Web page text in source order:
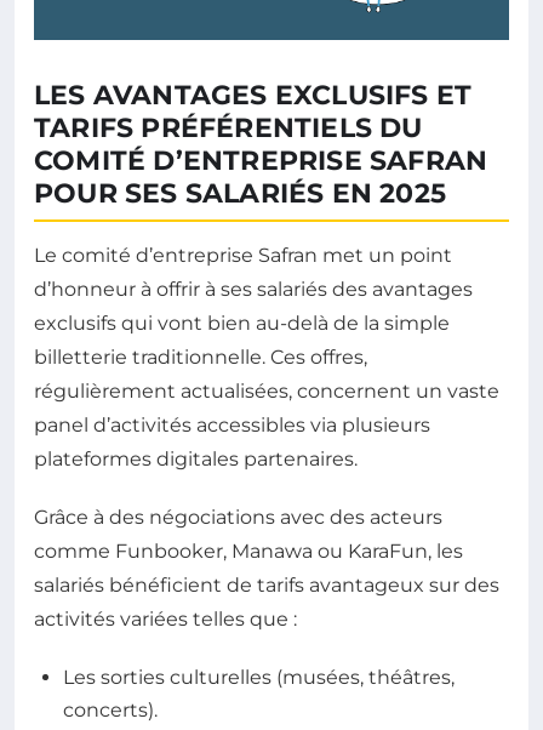
LES AVANTAGES EXCLUSIFS ET
TARIFS PRÉFÉRENTIELS DU
COMITÉ D’ENTREPRISE SAFRAN
POUR SES SALARIÉS EN 2025
Le comité d’entreprise Safran met un point
d’honneur à offrir à ses salariés des avantages
exclusifs qui vont bien au-delà de la simple
billetterie traditionnelle. Ces offres,
régulièrement actualisées, concernent un vaste
panel d’activités accessibles via plusieurs
plateformes digitales partenaires.
Grâce à des négociations avec des acteurs
comme Funbooker, Manawa ou KaraFun, les
salariés bénéficient de tarifs avantageux sur des
activités variées telles que :
Les sorties culturelles (musées, théâtres,
concerts).